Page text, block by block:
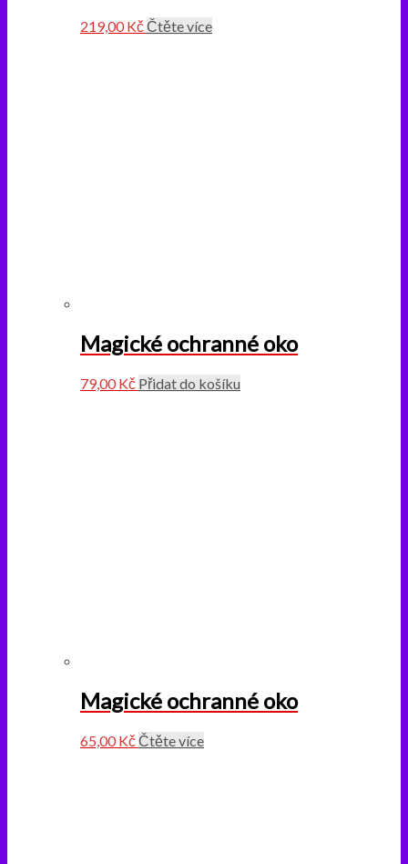
219,00KčČtěte více
Magické ochranné oko
79,00Kč Přidat do košíku
Magické ochranné oko
65,00KčČtěte více